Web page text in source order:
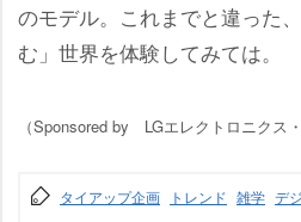
のモデル。これまでと違った
む」世界を体験してみては。
（Sponsored by LGエレクトロニクス
タイアップ企画 トレンド 雑学 デ